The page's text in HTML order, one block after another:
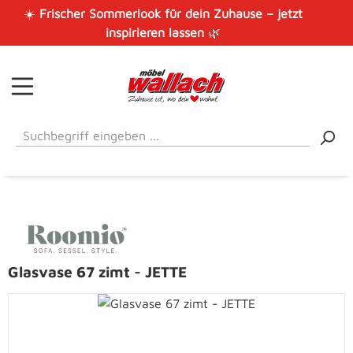
Zum Hauptinhalt springen
☀️ Frischer Sommerlook für dein Zuhause – jetzt
inspirieren lassen🌿
Bildergalerie überspringen
Glasvase 67 zimt - JETTE